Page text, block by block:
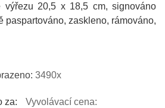
výřezu 20,5 x 18,5 cm, signováno
paspartováno, zaskleno, rámováno,
3490x
za: Vyvolávací cena: